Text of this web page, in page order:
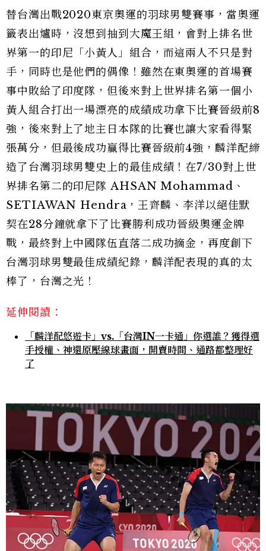
替台灣出戰2020東京奧運的羽球男雙賽事，當奧運
籤表出爐時，沒想到抽到大魔王組，會對上排名世
界第一的印尼「小黃人」組合，而這兩人不只是對
手，同時也是他們的偶像！雖然在東奧運的首場賽
事中敗給了印度隊，但後來對上世界排名第一個小
黃人組合打出一場漂亮的成績成功拿下比賽晉級前8
強，後來對上了地主日本隊的比賽也讓大家看得緊
張萬分，但最後成功贏得比賽晉級前4強，麟洋配締
造了台灣羽球男雙史上的最佳成績！在7/30對上世
界排名第二的印尼隊 AHSAN Mohammad、
SETIAWAN Hendra，王齊麟、李洋以絕佳默
契在28分鐘就拿下了比賽勝利成功晉級奧運金牌
戰，最終對上中國隊伍直落二成功摘金，再度創下
台灣羽球男雙最佳成績紀錄，麟洋配表現的真的太
棒了，台灣之光！
延伸閱讀：
「麟洋配悠遊卡」vs.「台灣IN一卡通」你選誰？獲得選
手授權、神還原壓線球畫面，開賣時間、通路都整理好
了